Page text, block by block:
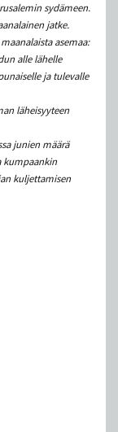
sydämeen.
jatke.
asemaa:
alle lähelle
ja tulevalle
läheisyyteen
junien määrä
kumpaankin
kuljettamisen